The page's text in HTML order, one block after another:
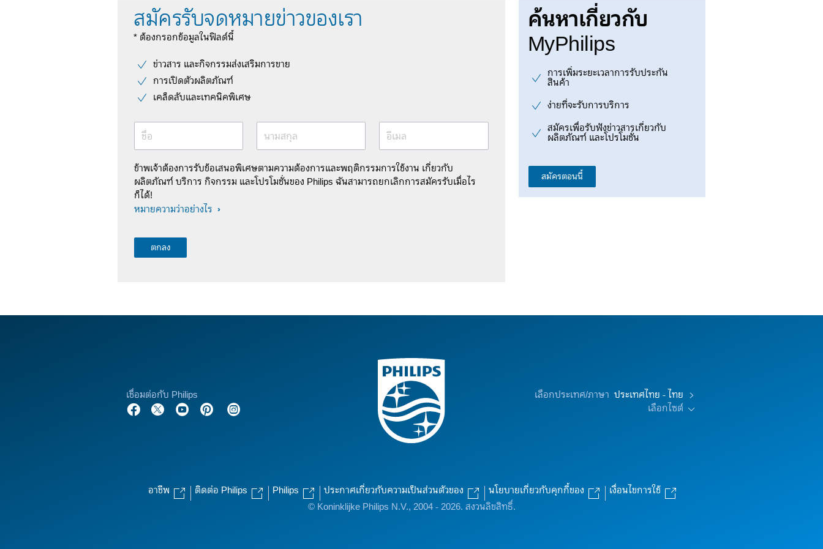
สมัครรับจดหมายข่าวของเรา
* ต้องกรอกข้อมูลในฟิลด์นี้
ข่าวสาร และกิจกรรมส่งเสริมการขาย
การเปิดตัวผลิตภัณฑ์
เคล็ดลับและเทคนิคพิเศษ
ชื่อ นามสกุล อีเมล
ข้าพเจ้าต้องการรับข้อเสนอพิเศษตามความต้องการและพฤติกรรมการใช้งาน เกี่ยวกับ
ผลิตภัณฑ์ บริการ กิจกรรม และโปรโมชั่นของ Philips ฉันสามารถยกเลิกการสมัครรับเมื่อไร
ก็ได้!
หมายความว่าอย่างไร
ค้นหาเกี่ยวกับ
MyPhilips
การเพิ่มระยะเวลาการรับประกัน
สินค้า
ง่ายที่จะรับการบริการ
สมัครเพื่อรับฟังข่าวสารเกี่ยวกับ
ผลิตภัณฑ์ และโปรโมชั่น
สมัครตอนนี้
เชื่อมต่อกับ Philips เลือกประเทศ/ภาษา ประเทศไทย - ไทย
เลือกไซต์
อาชีพ ติดต่อ Philips Philips ประกาศเกี่ยวกับความเป็นส่วนตัวของ นโยบายเกี่ยวกับคุกกี้ของ
เงื่อนไขการใช้
© Koninklijke Philips N.V., 2004 - 2026. สงวนลิขสิทธิ์.